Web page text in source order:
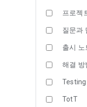
프로젝
질문과
출시 노
해결 방
Testing
TotT